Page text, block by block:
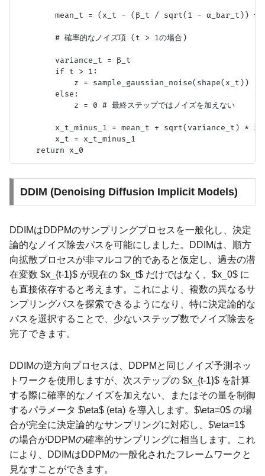
mean_t = (x_t - (β_t / sqrt(1 - α_bar_t)) *
        # 確率的なノイズ項 (t > 1の場合)
        variance_t = β_t
        if t > 1:
            z = sample_gaussian_noise(shape(x_t))
        else:
            z = 0 # 最終ステップではノイズを加えない
        x_t_minus_1 = mean_t + sqrt(variance_t) * z
        x_t = x_t_minus_1
DDIM (Denoising Diffusion Implicit Models)
DDIMはDDPMのサンプリングプロセスを一般化し、決定
論的なノイズ除去パスを可能にしました。DDIMは、順方
向拡散プロセスが非マルコフ的であると仮定し、過去の潜
在変数 $x_{t-1}$ が現在の $x_t$ だけではなく、$x_0$ に
も直接依存すると考えます。これにより、複数の異なるサ
ンプリングパスを探索できるようになり、特に決定論的な
パスを選択することで、少ないステップ数でノイズ除去を
完了できます。
DDIMの逆方向プロセスは、DDPMと同じノイズ予測ネッ
トワークを使用しますが、次ステップの $x_{t-1}$ を計算
する際に確率的なノイズを加えない、またはその量を制御
するパラメータ $\eta$ (eta) を導入します。$\eta=0$ の場
合が完全に決定論的なサンプリングに対応し、$\eta=1$
の場合がDDPMの確率的サンプリングに相当します。これ
により、DDIMはDDPMの一般化されたフレームワークと
見なすことができます。